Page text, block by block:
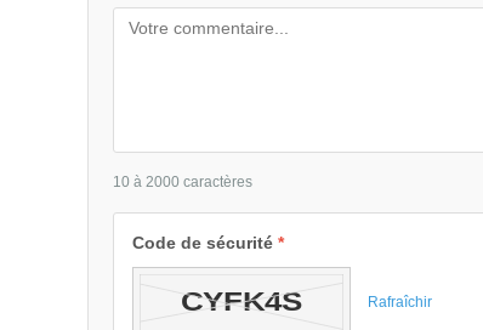
10 à 2000 caractères
Code de sécurité *
Rafraîchir